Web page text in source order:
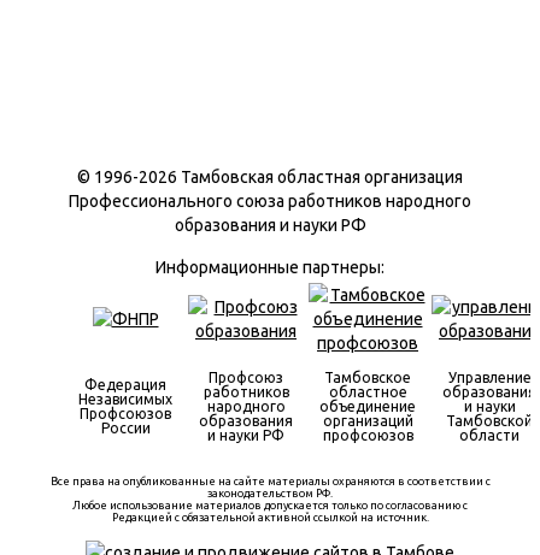
© 1996-2026 Тамбовская областная организация
Профессионального союза работников народного
образования и науки РФ
Информационные партнеры:
Федерация
Независимых
Профсоюзов
России
Профсоюз
работников
народного
образования
и науки РФ
Тамбовское
областное
объединение
организаций
профсоюзов
Управление
образования
и науки
Тамбовской
области
Все права на опубликованные на сайте материалы охраняются в соответствии с
законодательством РФ.
Любое использование материалов допускается только по согласованию с
Редакцией с обязательной активной ссылкой на источник.